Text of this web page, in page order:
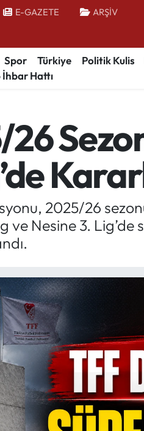
E-GAZETE ARŞİV
Spor Türkiye Politik Kulis
Hattı
2025/26
ve Nesine 3.